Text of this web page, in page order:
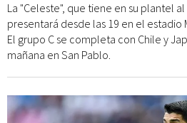
La "Celeste", que tiene en su plantel
presentará desde las 19 en el estadio
El grupo C se completa con Chile y
mañana en San Pablo.